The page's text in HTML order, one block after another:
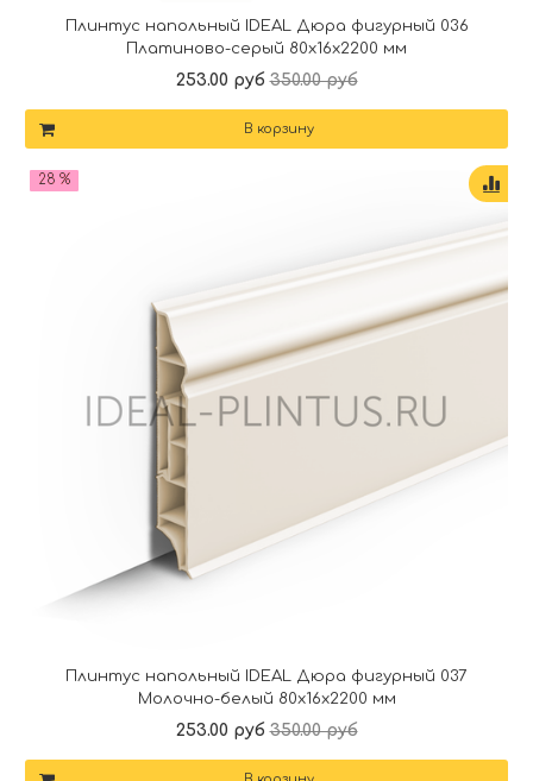
Плинтус напольный IDEAL Дюра фигурный 036
Платиново-серый 80x16x2200 мм
253.00 руб 350.00 руб
В корзину
28 %
Плинтус напольный IDEAL Дюра фигурный 037
Молочно-белый 80x16x2200 мм
253.00 руб 350.00 руб